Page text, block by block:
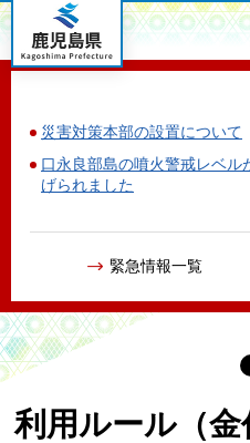
鹿児島県
災害対策本部の設置について
口永良部島の噴火警戒レベル
げられました
緊急情報一覧
利用ルール（金